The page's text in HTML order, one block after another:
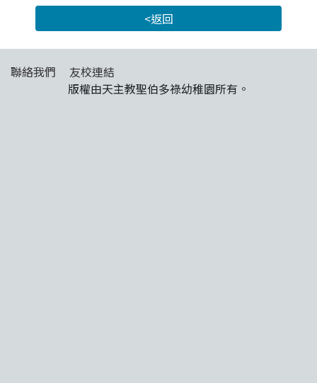
<返回
聯絡我們
友校連結
版權由天主教聖伯多祿幼稚園所有。